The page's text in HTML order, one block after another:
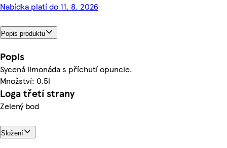
Nabídka platí do 11. 8. 2026
Popis produktu
Popis
Sycená limonáda s příchutí opuncie.
Množství: 0.5l
Loga třetí strany
Zelený bod
Složení